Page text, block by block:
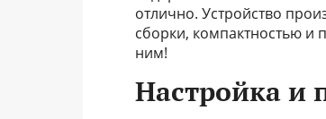
отлично. Устройство
сборки, компактностью и
ним!
Настройка и